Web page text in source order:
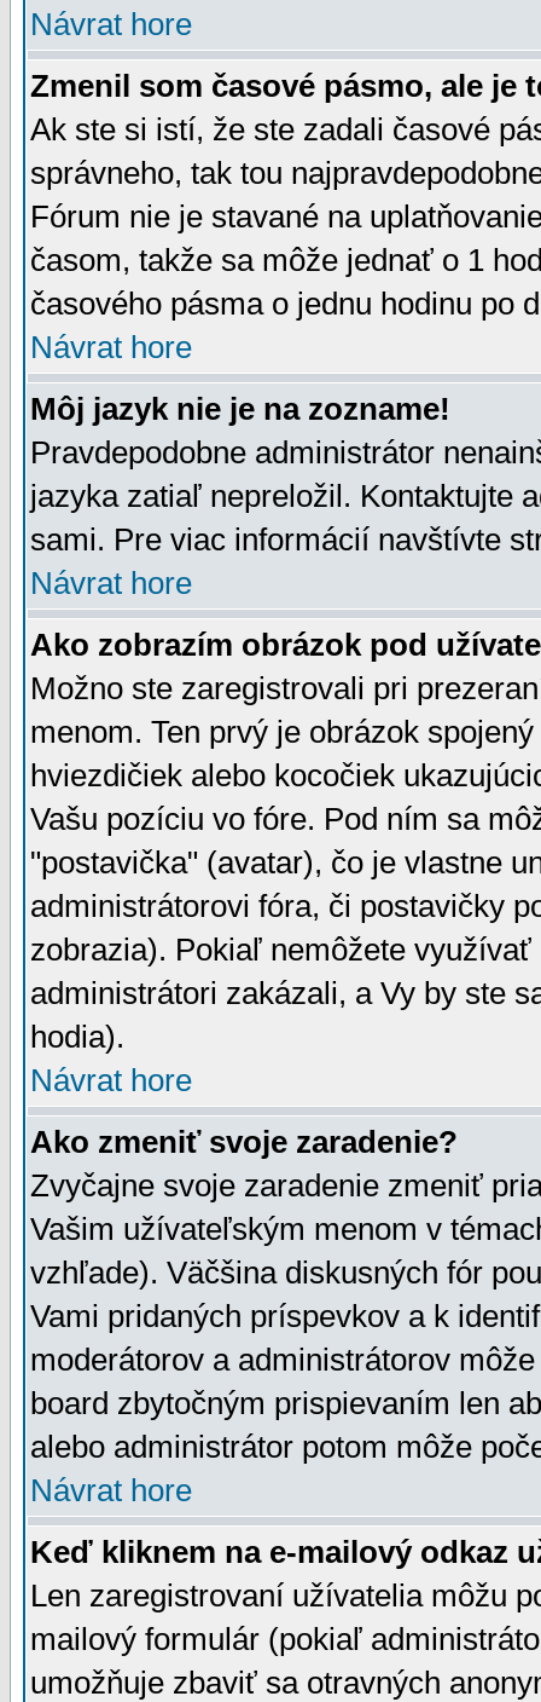
Návrat hore
Zmenil som časové pásmo, ale je
Ak ste si istí, že ste zadali časové
správneho, tak tou
Fórum nie je stavané na
časom, takže sa môže jednať o 1
časového pásma o jednu hodinu po
Návrat hore
Môj jazyk nie je na zozname!
Pravdepodobne administrátor
jazyka zatiaľ nepreložil. Kontaktujte
sami. Pre viac informácií navštívte
Návrat hore
Ako zobrazím obrázok pod
Možno ste zaregistrovali pri
menom. Ten prvý je obrázok
hviezdičiek alebo kocočiek
Vašu pozíciu vo fóre. Pod ním sa
"postavička" (avatar), čo je vlastne
administrátorovi fóra, či postavičky
zobrazia). Pokiaľ nemôžete
administrátori zakázali, a Vy by ste
hodia).
Návrat hore
Ako zmeniť svoje zaradenie?
Zvyčajne svoje zaradenie zmeniť
Vašim užívateľským menom v
vzhľade). Väčšina diskusných fór
Vami pridaných príspevkov a k
moderátorov a administrátorov
board zbytočným prispievaním len
alebo administrátor potom môže
Návrat hore
Keď kliknem na e-mailový odkaz
Len zaregistrovaní užívatelia môžu
mailový formulár (pokiaľ
umožňuje zbaviť sa otravných